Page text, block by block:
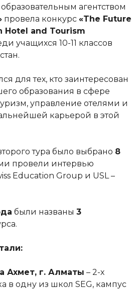
агентством
провела конкурс «The Future
Hotel and Tourism
учащихся 10-11 классов
для тех, кто заинтересован
образования в сфере
управление отелями и
карьерой в этой
тура было выбрано 8
провели интервью
Education Group и USL –
были названы 3
Ахмет, г. Алматы – 2-х
в одну из школ SEG, кампус